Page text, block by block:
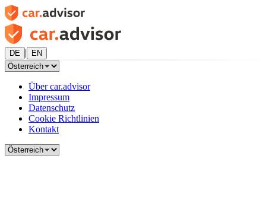
DE | EN
Über car.advisor
Impressum
Datenschutz
Cookie Richtlinien
Kontakt